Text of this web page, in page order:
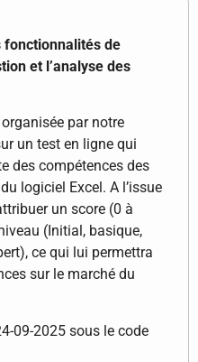
fonctionnalités de
et l’analyse des
par notre
un test en ligne qui
des compétences des
logiciel Excel. A l’issue
un score (0 à
(Initial, basique,
ce qui lui permettra
sur le marché du
09-2025 sous le code